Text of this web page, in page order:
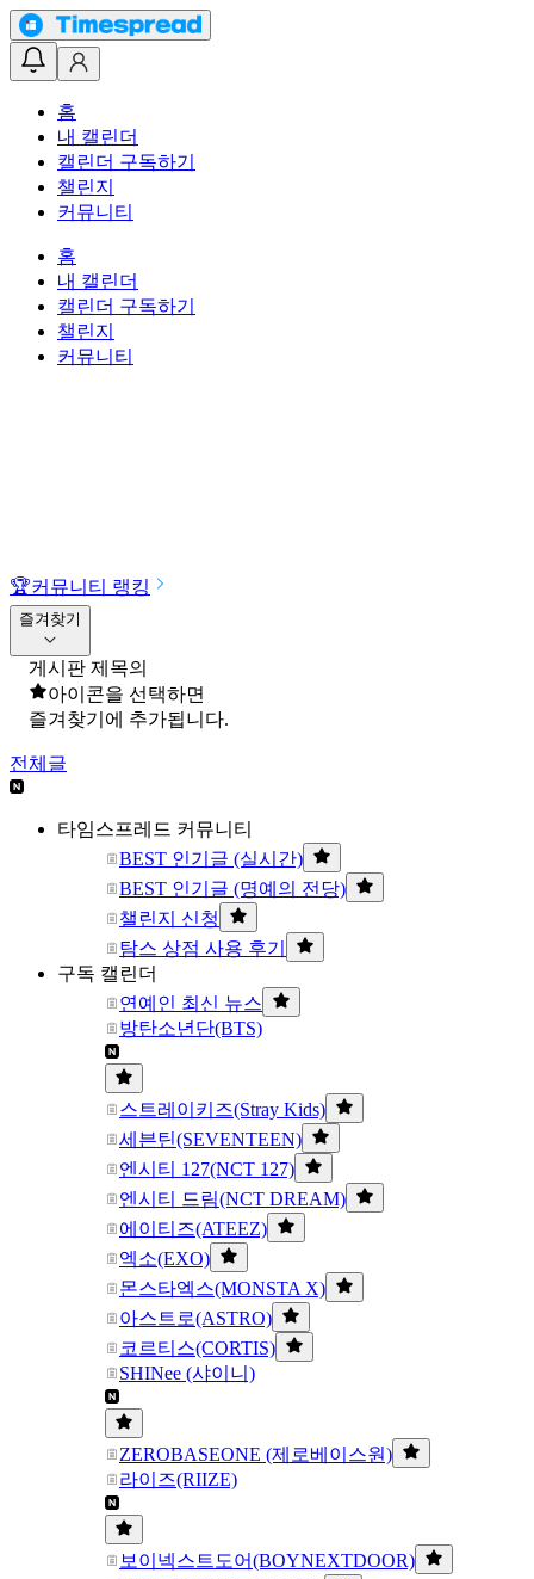
홈
내 캘린더
캘린더 구독하기
챌린지
커뮤니티
홈
내 캘린더
캘린더 구독하기
챌린지
커뮤니티
🏆커뮤니티 랭킹
즐겨찾기
게시판 제목의
아이콘을 선택하면
즐겨찾기에 추가됩니다.
전체글
타임스프레드 커뮤니티
BEST 인기글 (실시간)
BEST 인기글 (명예의 전당)
챌린지 신청
탐스 상점 사용 후기
구독 캘린더
연예인 최신 뉴스
방탄소년단(BTS)
스트레이키즈(Stray Kids)
세븐틴(SEVENTEEN)
엔시티 127(NCT 127)
엔시티 드림(NCT DREAM)
에이티즈(ATEEZ)
엑소(EXO)
몬스타엑스(MONSTA X)
아스트로(ASTRO)
코르티스(CORTIS)
SHINee (샤이니)
ZEROBASEONE (제로베이스원)
라이즈(RIIZE)
보이넥스트도어(BOYNEXTDOOR)